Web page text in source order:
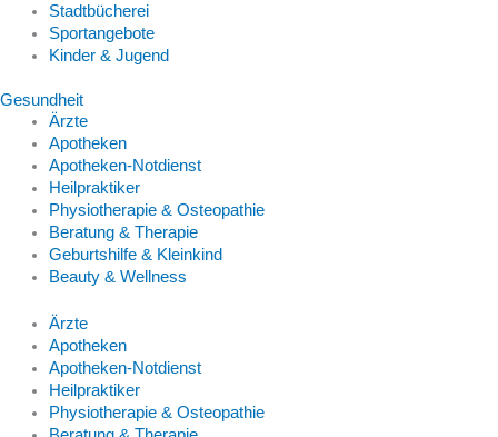
Stadtbücherei
Sportangebote
Kinder & Jugend
Gesundheit
Ärzte
Apotheken
Apotheken-Notdienst
Heilpraktiker
Physiotherapie & Osteopathie
Beratung & Therapie
Geburtshilfe & Kleinkind
Beauty & Wellness
Ärzte
Apotheken
Apotheken-Notdienst
Heilpraktiker
Physiotherapie & Osteopathie